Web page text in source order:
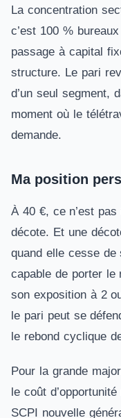
La concentration
c’est 100 %
passage à capital
structure. Le pari
d’un seul segment,
moment où le
demande.
Ma position
À 40 €, ce n’est pas
décote. Et une
quand elle cesse de
capable de porter
son exposition à 2
le pari peut se
le rebond cyclique
Pour la grande
le coût
SCPI nouvelle